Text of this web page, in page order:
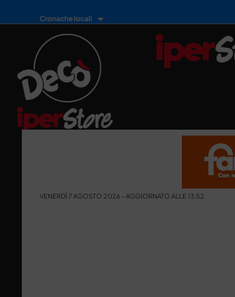
Cronache locali
VENERDÌ 7 AGOSTO 2026 - AGGIORNATO ALLE 13:52